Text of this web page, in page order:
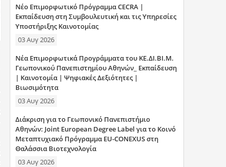
η
ς
Νέο Επιμορφωτικό Πρόγραμμα CECRA |
Εκπαίδευση στη Συμβουλευτική και τις Υπηρεσίες
Υποστήριξης Καινοτομίας
03 Αυγ 2026
Νέα Επιμορφωτικά Προγράμματα του ΚΕ.ΔΙ.ΒΙ.Μ.
Γεωπονικού Πανεπιστημίου Αθηνών_ Εκπαίδευση
| Καινοτομία | Ψηφιακές Δεξιότητες |
Βιωσιμότητα
03 Αυγ 2026
Διάκριση για το Γεωπονικό Πανεπιστήμιο
Αθηνών: Joint European Degree Label για το Κοινό
Μεταπτυχιακό Πρόγραμμα EU-CONEXUS στη
Θαλάσσια Βιοτεχνολογία
03 Αυγ 2026